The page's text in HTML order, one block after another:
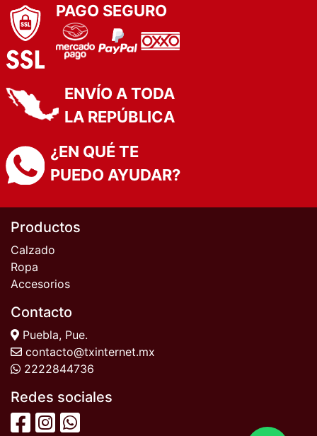
PAGO SEGURO
ENVÍO A TODA
LA REPÚBLICA
¿EN QUÉ TE
PUEDO AYUDAR?
Productos
Calzado
Ropa
Accesorios
Contacto
Puebla, Pue.
contacto@txinternet.mx
2222844736
Redes sociales